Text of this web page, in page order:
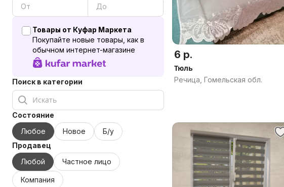
Товары от Куфар Маркета
Покупайте новые товары, как в
обычном интернет-магазине
Поиск в категории
Состояние
Любое
Новое
Б/у
Продавец
Любой
Частное лицо
Компания
6 р.
Тюль
Речица, Гомельская обл.